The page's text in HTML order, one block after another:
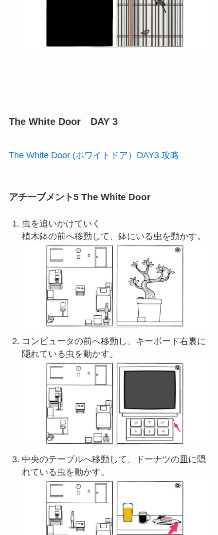
The White Door DAY 3
The White Door (ホワイトドア）DAY3 攻略
アチーブメント5 The White Door
虫を追いかけていく
植木鉢の前へ移動して、鉢にいる虫を動かす。
コンピュータの前へ移動し、キーボード右裏に
隠れている虫を動かす。
中央のテーブルへ移動して、ドーナツの皿に隠
れている虫を動かす。